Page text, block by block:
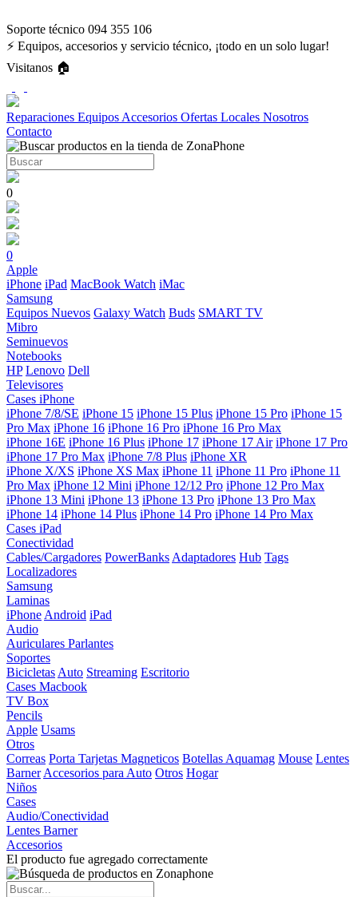
Soporte técnico 094 355 106
⚡ Equipos, accesorios y servicio técnico, ¡todo en un solo lugar!
Visitanos 🏠
Reparaciones Equipos Accesorios Ofertas Locales Nosotros
Contacto
0
0
Apple
iPhone iPad MacBook Watch iMac
Samsung
Equipos Nuevos Galaxy Watch Buds SMART TV
Mibro
Seminuevos
Notebooks
HP Lenovo Dell
Televisores
Cases iPhone
iPhone 7/8/SE iPhone 15 iPhone 15 Plus iPhone 15 Pro iPhone 15
Pro Max iPhone 16 iPhone 16 Pro iPhone 16 Pro Max
iPhone 16E iPhone 16 Plus iPhone 17 iPhone 17 Air iPhone 17 Pro
iPhone 17 Pro Max iPhone 7/8 Plus iPhone XR
iPhone X/XS iPhone XS Max iPhone 11 iPhone 11 Pro iPhone 11
Pro Max iPhone 12 Mini iPhone 12/12 Pro iPhone 12 Pro Max
iPhone 13 Mini iPhone 13 iPhone 13 Pro iPhone 13 Pro Max
iPhone 14 iPhone 14 Plus iPhone 14 Pro iPhone 14 Pro Max
Cases iPad
Conectividad
Cables/Cargadores PowerBanks Adaptadores Hub Tags
Localizadores
Samsung
Laminas
iPhone Android iPad
Audio
Auriculares Parlantes
Soportes
Bicicletas Auto Streaming Escritorio
Cases Macbook
TV Box
Pencils
Apple Usams
Otros
Correas Porta Tarjetas Magneticos Botellas Aquamag Mouse Lentes
Barner Accesorios para Auto Otros Hogar
Niños
Cases
Audio/Conectividad
Lentes Barner
Accesorios
El producto fue agregado correctamente